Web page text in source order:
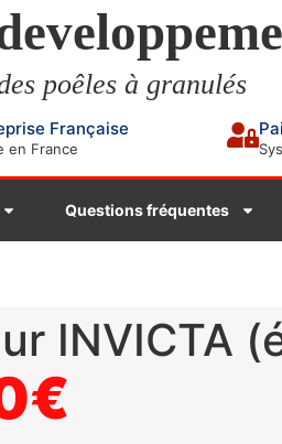
poêles à granulés
Française
en France
Questions fréquentes
INVICTA
€